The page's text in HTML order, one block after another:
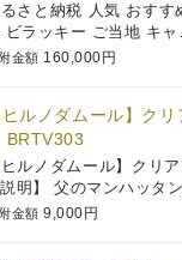
さと納税 人気 おすす
ビラッキー ご当地 キ
金額 160,000円
ヒルノダムール】ク
BRTV303
ヒルノダムール】クリ
明】 父のマンハッタ
金額 9,000円